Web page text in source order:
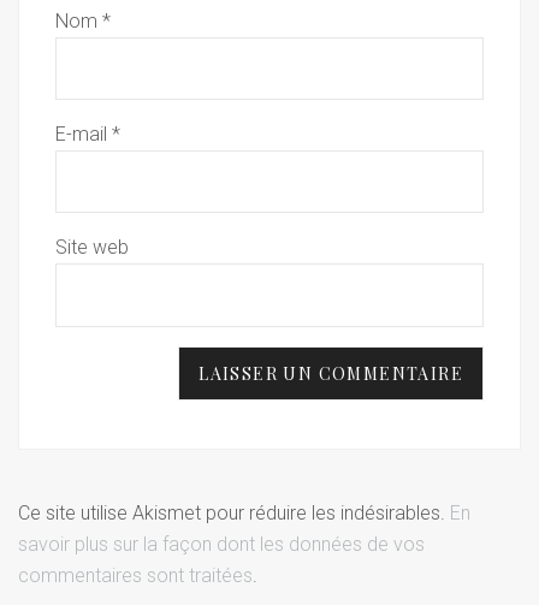
Nom *
E-mail *
Site web
Ce site utilise Akismet pour réduire les indésirables. En
savoir plus sur la façon dont les données de vos
commentaires sont traitées.